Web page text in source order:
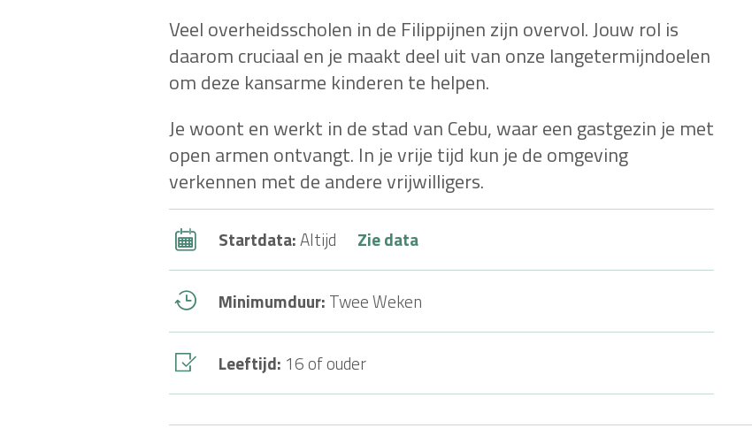
Veel overheidsscholen in de Filippijnen zijn overvol. Jouw rol is
daarom cruciaal en je maakt deel uit van onze langetermijndoelen
om deze kansarme kinderen te helpen.
Je woont en werkt in de stad van Cebu, waar een gastgezin je met
open armen ontvangt. In je vrije tijd kun je de omgeving
verkennen met de andere vrijwilligers.
Startdata:Altijd Zie data
Minimumduur: Twee Weken
Leeftijd: 16 of ouder